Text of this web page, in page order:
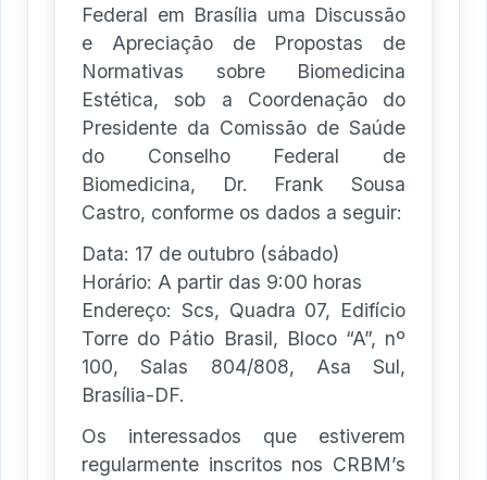
Federal em Brasília uma Discussão
e Apreciação de Propostas de
Normativas sobre Biomedicina
Estética, sob a Coordenação do
Presidente da Comissão de Saúde
do Conselho Federal de
Biomedicina, Dr. Frank Sousa
Castro, conforme os dados a seguir:
Data: 17 de outubro (sábado)
Horário: A partir das 9:00 horas
Endereço: Scs, Quadra 07, Edifício
Torre do Pátio Brasil, Bloco “A”, nº
100, Salas 804/808, Asa Sul,
Brasília-DF.
Os interessados que estiverem
regularmente inscritos nos CRBM’s